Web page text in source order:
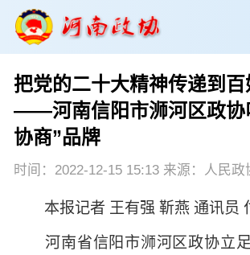
政协领导 政协新闻
政协党建
把党的二十大精神传递到
——河南信阳市浉河区政协
协商”品牌
时间：2022-12-15 15:13 来源：人民政
本报记者 王有强 靳燕 通讯员
河南省信阳市浉河区政协立足